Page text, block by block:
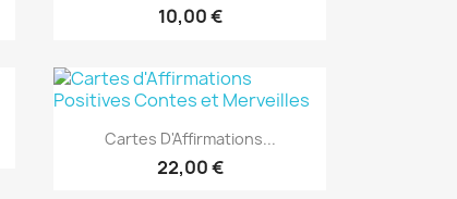
10,00 €
Aperçu rapide
Cartes D'Affirmations...
22,00 €